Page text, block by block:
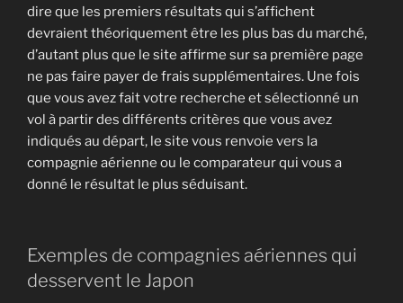
dire que les premiers résultats qui s’affichent
devraient théoriquement être les plus bas du marché,
d’autant plus que le site affirme sur sa première page
ne pas faire payer de frais supplémentaires. Une fois
que vous avez fait votre recherche et sélectionné un
vol à partir des différents critères que vous avez
indiqués au départ, le site vous renvoie vers la
compagnie aérienne ou le comparateur qui vous a
donné le résultat le plus séduisant.
Exemples de compagnies aériennes qui
desservent le Japon